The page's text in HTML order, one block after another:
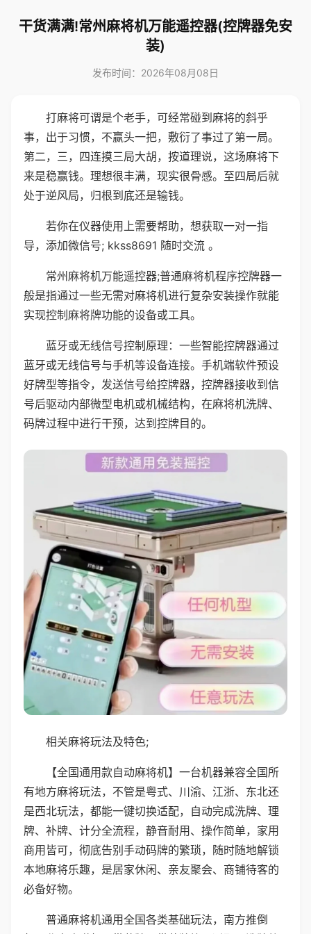
干货满满!常州麻将机万能遥控器(控牌器免安
装)
发布时间：2026年08月08日
打麻将可谓是个老手，可经常碰到麻将的斜乎
事，出于习惯，不赢头一把，敷衍了事过了第一局。
第二，三，四连摸三局大胡，按道理说，这场麻将下
来是稳赢钱。理想很丰满，现实很骨感。至四局后就
处于逆风局，归根到底还是输钱。
若你在仪器使用上需要帮助，想获取一对一指
导，添加微信号; kkss8691 随时交流 。
常州麻将机万能遥控器;普通麻将机程序控牌器一
般是指通过一些无需对麻将机进行复杂安装操作就能
实现控制麻将牌功能的设备或工具。
蓝牙或无线信号控制原理：一些智能控牌器通过
蓝牙或无线信号与手机等设备连接。手机端软件预设
好牌型等指令，发送信号给控牌器，控牌器接收到信
号后驱动内部微型电机或机械结构，在麻将机洗牌、
码牌过程中进行干预，达到控牌目的。
相关麻将玩法及特色;
【全国通用款自动麻将机】一台机器兼容全国所
有地方麻将玩法，不管是粤式、川渝、江浙、东北还
是西北玩法，都能一键切换适配，自动完成洗牌、理
牌、补牌、计分全流程，静音耐用、操作简单，家用
商用皆可，彻底告别手动码牌的繁琐，随时随地解锁
本地麻将乐趣，是居家休闲、亲友聚会、商铺待客的
必备好物。
普通麻将机通用全国各类基础玩法，南方推倒